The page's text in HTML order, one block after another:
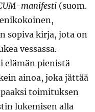
manifesti(suom.
sopiva kirja, jota on
vessassa.
elämän pienistä
ainoa, joka jättää
toimituksen
lukemisen alla